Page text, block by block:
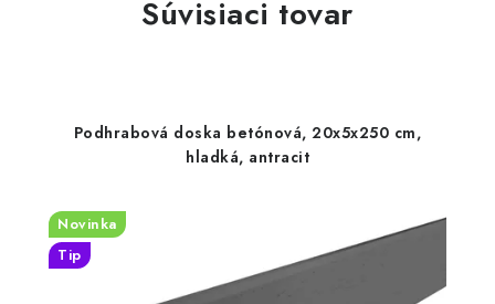
Súvisiaci tovar
Podhrabová doska betónová, 20x5x250 cm,
hladká, antracit
Novinka
Tip